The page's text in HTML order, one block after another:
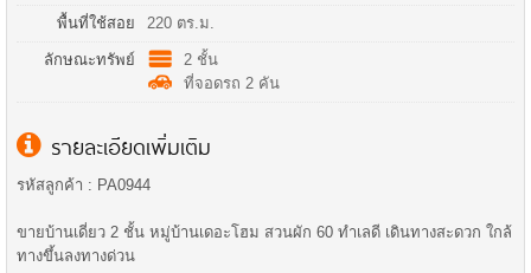
พื้นที่ใช้สอย 220 ตร.ม.
ลักษณะทรัพย์
2 ชั้น
ที่จอดรถ 2 คัน
รายละเอียดเพิ่มเติม
รหัสลูกค้า : PA0944
ขายบ้านเดี่ยว 2 ชั้น หมู่บ้านเดอะโฮม สวนผัก 60 ทำเลดี เดินทางสะดวก ใกล้
ทางขึ้นลงทางด่วน